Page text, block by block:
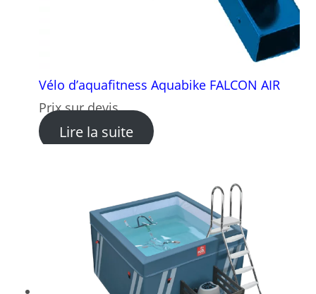
Vélo d’aquafitness Aquabike FALCON AIR
Prix sur devis
Lire la suite: Vélo d’aquafitness